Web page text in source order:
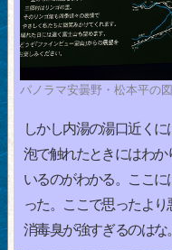
パノラマ安曇野・松本平の
しかし内湯の湯口近く
泡で触れたときにはわ
いるのがわかる。ここ
った。ここで思ったよ
消毒臭が強すぎるのはな。